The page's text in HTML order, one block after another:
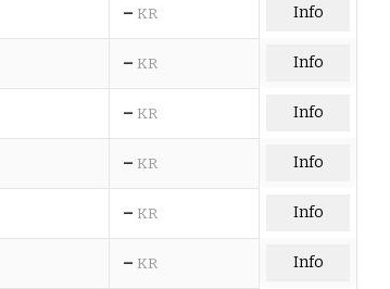
– KR Info
– KR Info
– KR Info
– KR Info
– KR Info
– KR Info